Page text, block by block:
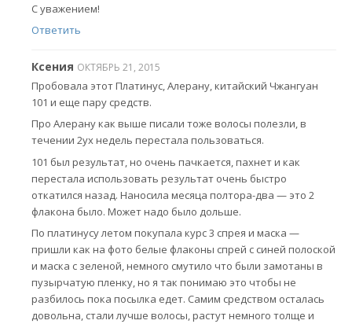
С уважением!
Ответить
Ксения ОКТЯБРЬ 21, 2015
Пробовала этот Платинус, Алерану, китайский Чжангуан
101 и еще пару средств.
Про Алерану как выше писали тоже волосы полезли, в
течении 2ух недель перестала пользоваться.
101 был результат, но очень пачкается, пахнет и как
перестала использовать результат очень быстро
откатился назад. Наносила месяца полтора-два — это 2
флакона было. Может надо было дольше.
По платинусу летом покупала курс 3 спрея и маска —
пришли как на фото белые флаконы спрей с синей полоской
и маска с зеленой, немного смутило что были замотаны в
пузырчатую пленку, но я так понимаю это чтобы не
разбилось пока посылка едет. Самим средством осталась
довольна, стали лучше волосы, растут немного толще и